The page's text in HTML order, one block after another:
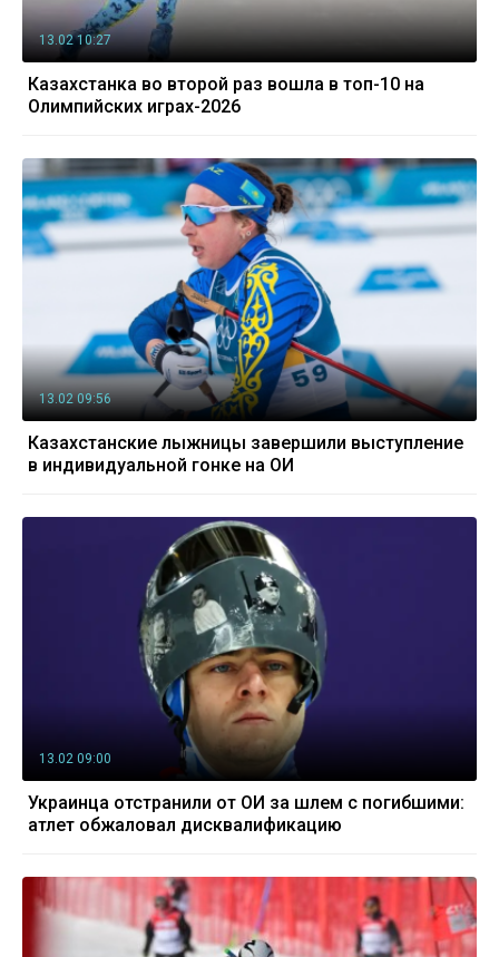
13.02 10:27
Казахстанка во второй раз вошла в топ-10 на
Олимпийских играх-2026
13.02 09:56
Казахстанские лыжницы завершили выступление
в индивидуальной гонке на ОИ
13.02 09:00
Украинца отстранили от ОИ за шлем с погибшими:
атлет обжаловал дисквалификацию